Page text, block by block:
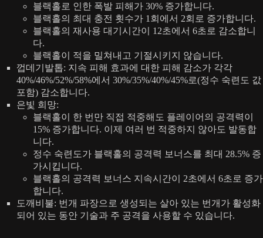
블랙홀로 인한 폭발 피해가 30% 증가합니다.
블랙홀의 최대 충전 횟수가 1회에서 2회로 증가합니다.
블랙홀의 재사용 대기시간이 12초에서 6초로 감소합니
다.
블랙홀이 적을 밀쳐내고 기절시키지 않습니다.
껍데기발톱: 지속 피해 효과에 대한 피해 감소가 각각
40%/46%/52%/58%에서 30%/35%/40%/45%로(정수 숙련도 값
포함) 감소합니다.
은빛 희망:
블랙홀이 한 번만 직접 적중해도 플레이어의 공격력이
15% 증가합니다. 이제 여러 번 적중하지 않아도 발동합
니다.
정수 숙련도가 블랙홀의 공격력 보너스를 최대 28.5% 증
가시킵니다.
블랙홀의 공격력 보너스 지속시간이 2초에서 6초로 증가
합니다.
도깨비불: 번개 파장으로 생성되는 살아 있는 번개가 활성화
되어 있는 동안 기술과 주 공격을 사용할 수 있습니다.